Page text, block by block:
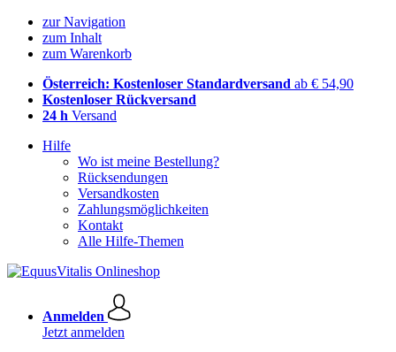
zur Navigation
zum Inhalt
zum Warenkorb
Österreich: Kostenloser Standardversand ab € 54,90
Kostenloser Rückversand
24 h Versand
Hilfe
Wo ist meine Bestellung?
Rücksendungen
Versandkosten
Zahlungsmöglichkeiten
Kontakt
Alle Hilfe-Themen
Anmelden
Jetzt anmelden